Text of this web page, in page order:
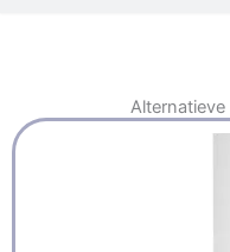
Alternatieve